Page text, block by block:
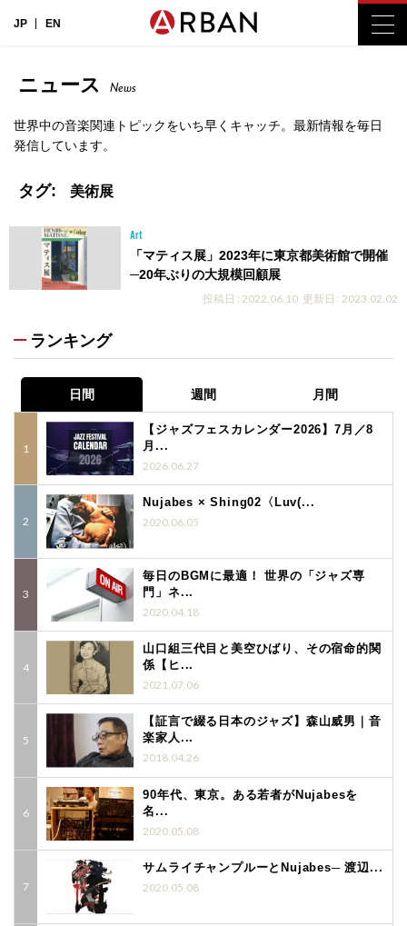
JP EN
ニュース News
世界中の音楽関連トピックをいち早くキャッチ。最新情報を毎日
発信しています。
タグ: 美術展
Art
「マティス展」2023年に東京都美術館で開催
─20年ぶりの大規模回顧展
投稿日 : 2022.06.10 更新日 : 2023.02.02
ランキング
日間 週間 月間
【ジャズフェスカレンダー2026】7月／8
月...
2026.06.27
Nujabes × Shing02〈Luv(...
2020.06.05
毎日のBGMに最適！ 世界の「ジャズ専
門」ネ...
2020.04.18
山口組三代目と美空ひばり、その宿命的関
係【ヒ...
2021.07.06
【証言で綴る日本のジャズ】森山威男｜音
楽家人...
2018.04.26
90年代、東京。ある若者がNujabesを
名...
2020.05.08
サムライチャンプルーとNujabes─ 渡辺...
2020.05.08